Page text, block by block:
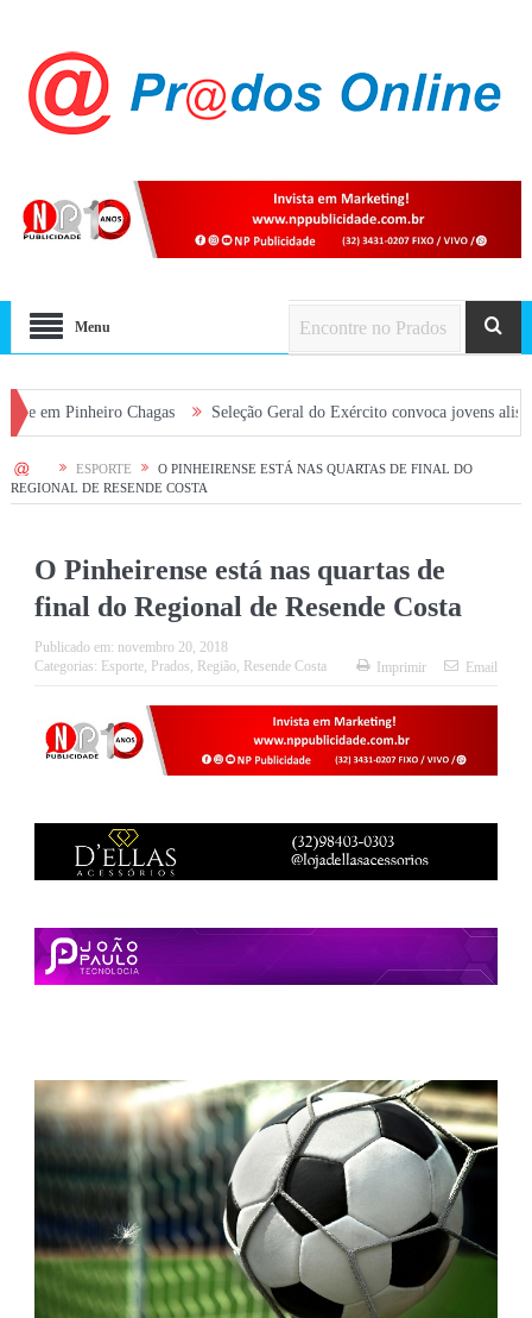
Menu
Chagas Seleção Geral do Exército convoca jovens alistados em
HOME ESPORTE
O PINHEIRENSE ESTÁ NAS QUARTAS DE FINAL DO
REGIONAL DE RESENDE COSTA
O Pinheirense está nas quartas de
final do Regional de Resende Costa
Publicado em: novembro 20, 2018
Categorias: Esporte, Prados, Região, Resende Costa Imprimir Email